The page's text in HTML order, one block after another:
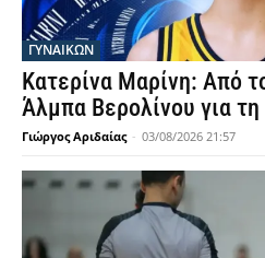
ΓΥΝΑΙΚΩΝ
Κατερίνα Μαρίνη: Από
Άλμπα Βερολίνου για
Γιώργος Αριδαίας - 03/08/2026 21:57